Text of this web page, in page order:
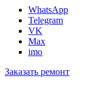
WhatsApp
Telegram
VK
Max
imo
Заказать ремонт